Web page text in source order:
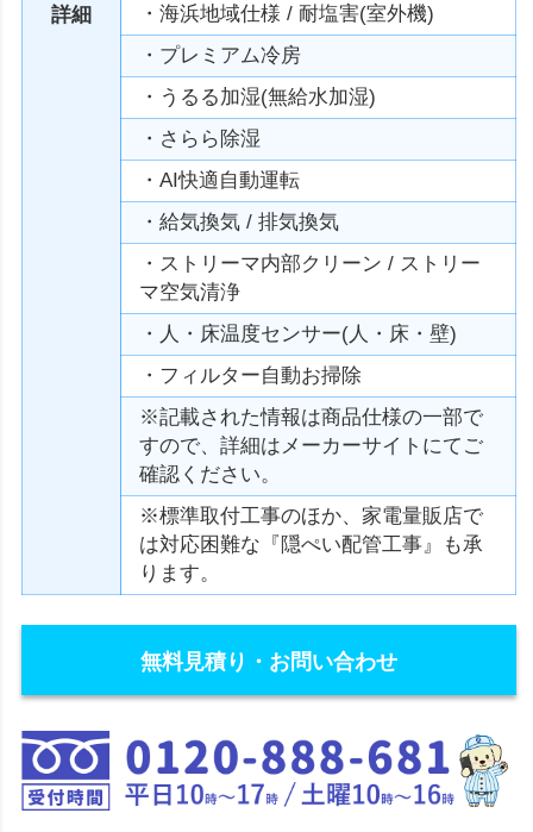
詳細
・海浜地域仕様 / 耐塩害(室外機)
・プレミアム冷房
・うるる加湿(無給水加湿)
・さらら除湿
・AI快適自動運転
・給気換気 / 排気換気
・ストリーマ内部クリーン / ストリー
マ空気清浄
・人・床温度センサー(人・床・壁)
・フィルター自動お掃除
※記載された情報は商品仕様の一部で
すので、詳細はメーカーサイトにてご
確認ください。
※標準取付工事のほか、家電量販店で
は対応困難な『隠ぺい配管工事』も承
ります。
無料見積り・お問い合わせ